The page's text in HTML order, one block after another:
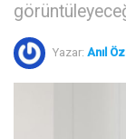
Yazar: Anıl